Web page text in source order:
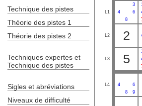
L1
3
4
6
8
L2 2
L3 5
L4 4
6
8
9
Technique des pistes
Théorie des pistes 1
Théorie des pistes 2
Techniques expertes et
Technique des pistes
Sigles et abréviations
Niveaux de difficulté